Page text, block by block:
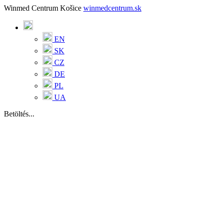
Winmed Centrum Košice winmedcentrum.sk
EN
SK
CZ
DE
PL
UA
Betöltés...